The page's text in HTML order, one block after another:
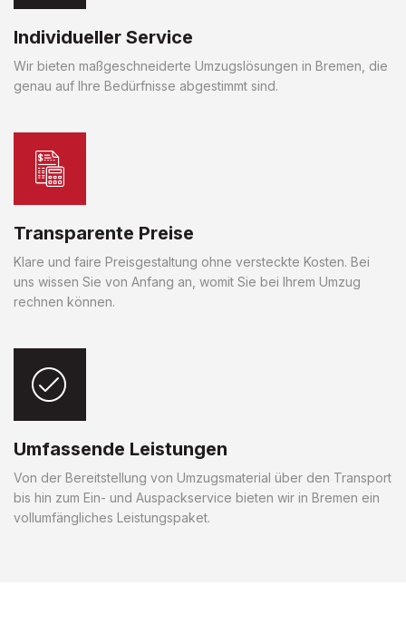
Individueller Service
Wir bieten maßgeschneiderte Umzugslösungen in Bremen, die
genau auf Ihre Bedürfnisse abgestimmt sind.
Transparente Preise
Klare und faire Preisgestaltung ohne versteckte Kosten. Bei
uns wissen Sie von Anfang an, womit Sie bei Ihrem Umzug
rechnen können.
Umfassende Leistungen
Von der Bereitstellung von Umzugsmaterial über den Transport
bis hin zum Ein- und Auspackservice bieten wir in Bremen ein
vollumfängliches Leistungspaket.